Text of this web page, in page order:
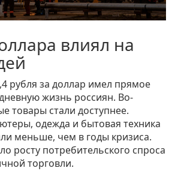
влиял на
рубля за доллар имел прямое
жизнь россиян. Во-
товары стали доступнее.
одежда и бытовая техника
меньше, чем в годы кризиса.
росту потребительского спроса
торговли.